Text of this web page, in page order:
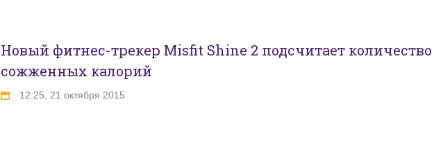
Новый фитнес-трекер Misfit Shine 2 подсчитает количество
сожженных калорий
12:25, 21 октября 2015